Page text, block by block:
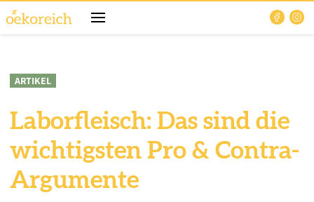
ARTIKEL
Laborfleisch: Das sind die
wichtigsten Pro & Contra-
Argumente